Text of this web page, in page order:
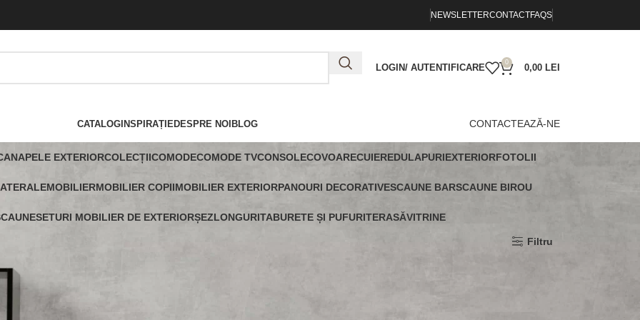
NEWSLETTERCONTACTFAQS
LOGIN/ AUTENTIFICARE
0
0,00 LEI
CATALOGINSPIRAȚIEDESPRE NOIBLOG CONTACTEAZĂ-NE
EXTERIORCOLECȚIICOMODECOMODE TVCONSOLECOVOARECUIEREDULAPURIEXTERIORFOTOLII
MOBILIERMOBILIER COPIIMOBILIER EXTERIORPANOURI DECORATIVESCAUNE BARSCAUNE BIROU
SETURI MOBILIER DE EXTERIORȘEZLONGURITABURETE ȘI PUFURITERASĂVITRINE
Filtru